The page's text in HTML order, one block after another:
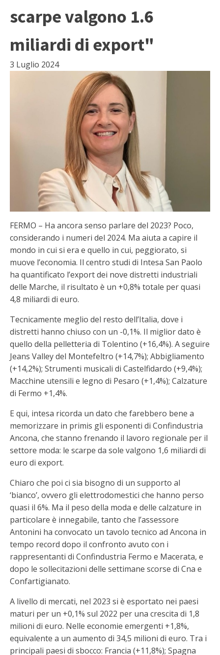
scarpe valgono 1.6
miliardi di export"
3 Luglio 2024
FERMO – Ha ancora senso parlare del 2023? Poco,
considerando i numeri del 2024. Ma aiuta a capire il
mondo in cui si era e quello in cui, peggiorato, si
muove l’economia. Il centro studi di Intesa San Paolo
ha quantificato l’export dei nove distretti industriali
delle Marche, il risultato è un +0,8% totale per quasi
4,8 miliardi di euro.
Tecnicamente meglio del resto dell’Italia, dove i
distretti hanno chiuso con un -0,1%. Il miglior dato è
quello della pelletteria di Tolentino (+16,4%). A seguire
Jeans Valley del Montefeltro (+14,7%); Abbigliamento
(+14,2%); Strumenti musicali di Castelfidardo (+9,4%);
Macchine utensili e legno di Pesaro (+1,4%); Calzature
di Fermo +1,4%.
E qui, intesa ricorda un dato che farebbero bene a
memorizzare in primis gli esponenti di Confindustria
Ancona, che stanno frenando il lavoro regionale per il
settore moda: le scarpe da sole valgono 1,6 miliardi di
euro di export.
Chiaro che poi ci sia bisogno di un supporto al
‘bianco’, ovvero gli elettrodomestici che hanno perso
quasi il 6%. Ma il peso della moda e delle calzature in
particolare è innegabile, tanto che l’assessore
Antonini ha convocato un tavolo tecnico ad Ancona in
tempo record dopo il confronto avuto con i
rappresentanti di Confindustria Fermo e Macerata, e
dopo le sollecitazioni delle settimane scorse di Cna e
Confartigianato.
A livello di mercati, nel 2023 si è esportato nei paesi
maturi per un +0,1% sul 2022 per una crescita di 1,8
milioni di euro. Nelle economie emergenti +1,8%,
equivalente a un aumento di 34,5 milioni di euro. Tra i
principali paesi di sbocco: Francia (+11,8%); Spagna